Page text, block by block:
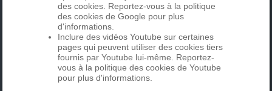
des cookies. Reportez-vous à la politique
des cookies de Google pour plus
d'informations.
Inclure des vidéos Youtube sur certaines
pages qui peuvent utiliser des cookies tiers
fournis par Youtube lui-même. Reportez-
vous à la politique des cookies de Youtube
pour plus d'informations.